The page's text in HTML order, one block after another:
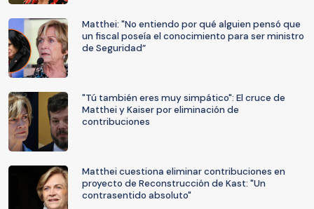
Matthei: "No entiendo por qué alguien pensó que
un fiscal poseía el conocimiento para ser ministro
de Seguridad”
"Tú también eres muy simpático": El cruce de
Matthei y Kaiser por eliminación de
contribuciones
Matthei cuestiona eliminar contribuciones en
proyecto de Reconstrucción de Kast: "Un
contrasentido absoluto"